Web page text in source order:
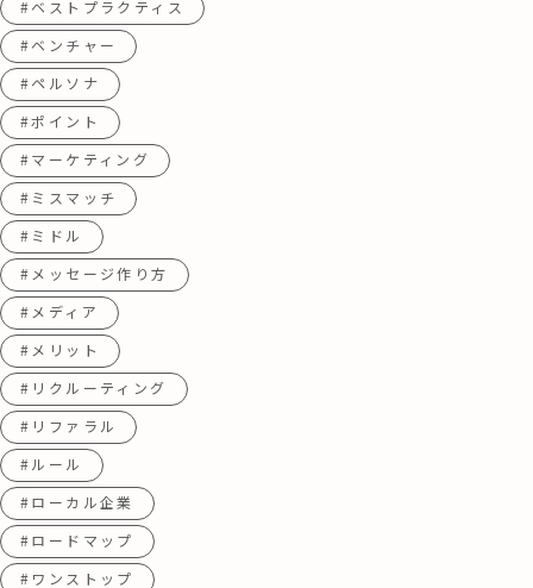
#ベストプラクティス
#ベンチャー
#ペルソナ
#ポイント
#マーケティング
#ミスマッチ
#ミドル
#メッセージ作り方
#メディア
#メリット
#リクルーティング
#リファラル
#ルール
#ローカル企業
#ロードマップ
#ワンストップ